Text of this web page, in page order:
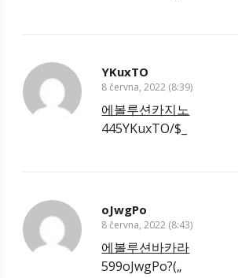
YKuxTO
8 června, 2022 (8:39)
에볼루션카지노
445YKuxTO/$_
oJwgPo
8 června, 2022 (8:43)
에볼루션바카라
599oJwgPo?(„